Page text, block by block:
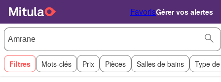
FavorisGérer vos alertes
Filtres Mots-clés Prix Pièces Salles de bains Type